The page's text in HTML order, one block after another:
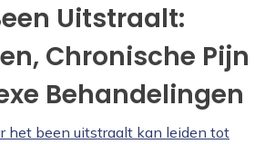
Uitstraalt:
Chronische Pijn
Behandelingen
het been uitstraalt kan leiden tot